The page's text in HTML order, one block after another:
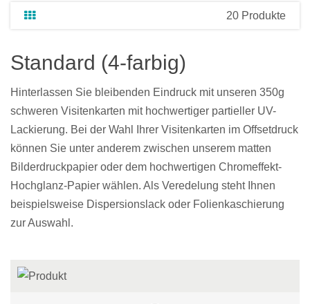
20 Produkte
Standard (4-farbig)
Hinterlassen Sie bleibenden Eindruck mit unseren 350g
schweren Visitenkarten mit hochwertiger partieller UV-
Lackierung. Bei der Wahl Ihrer Visitenkarten im Offsetdruck
können Sie unter anderem zwischen unserem matten
Bilderdruckpapier oder dem hochwertigen Chromeffekt-
Hochglanz-Papier wählen. Als Veredelung steht Ihnen
beispielsweise Dispersionslack oder Folienkaschierung
zur Auswahl.